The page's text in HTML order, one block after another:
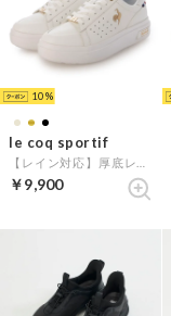
10
le coq sportif
￥9,900